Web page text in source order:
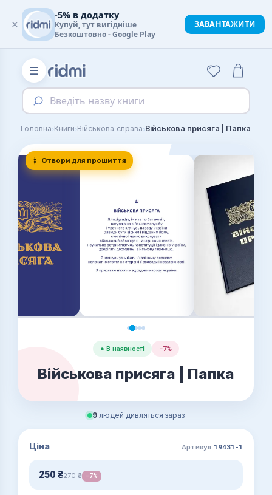
☰
Введіть назву книги
Головна›Книги›Військова справа›Військова присяга | Папка
Отвори для прошиття
● В наявності −7%
Військова присяга | Папка
9 людей дивляться зараз
Ціна Артикул 19431-1
250 ₴270₴ −7%
×
-5% в додатку
Купуй, тут вигідніше
Безкоштовно - Google Play
ЗАВАНТАЖИТИ